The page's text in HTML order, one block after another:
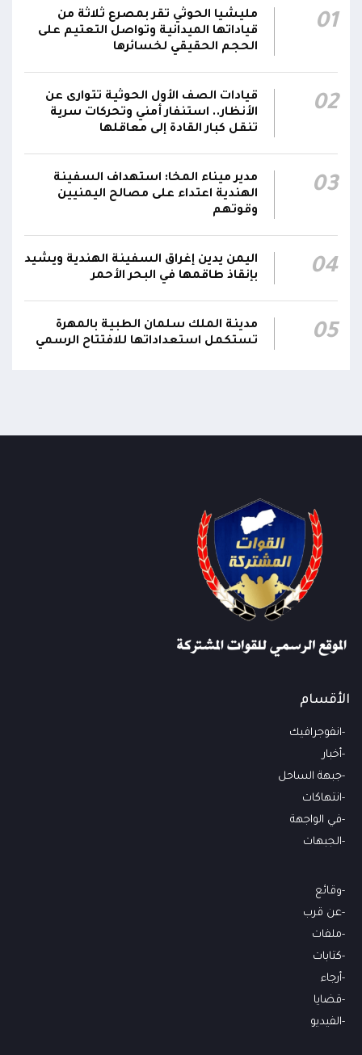
23:16
مركز الملك سلمان يوقع برنامجاً لإعادة تأهيل
وتجهيز 11 منشأة صحية في لحج والضالع
وسقطرى يستفيد منها أكثر من 112 ألف شخص
22:01
سعودية خلال 24 ساعة بصاروخ باليستي في خليج
21:45
الشركة اليمنية للغاز: أعمال الصيانة أوشكت على
الانتهاء وإمدادات الغاز ستعود تدريجياً لتغطية
احتياجات كافة المحافظات
01
مليشيا الحوثي تقر بمصرع ثلاثة من
قياداتها الميدانية وتواصل التعتيم على
الحجم الحقيقي لخسائرها
02
قيادات الصف الأول الحوثية تتوارى عن
الأنظار.. استنفار أمني وتحركات سرية
تنقل كبار القادة إلى معاقلها
03
مدير ميناء المخا: استهداف السفينة
الهندية اعتداء على مصالح اليمنيين
وقوتهم
04
اليمن يدين إغراق السفينة الهندية ويشيد
بإنقاذ طاقمها في البحر الأحمر
05
مدينة الملك سلمان الطبية بالمهرة
تستكمل استعداداتها للافتتاح الرسمي
الأقسام
انفوجرافيك
أخبار
جبهة الساحل
انتهاكات
في الواجهة
الجبهات
وقائع
عن قرب
ملفات
كتابات
أرجاء
قضايا
الفيديو